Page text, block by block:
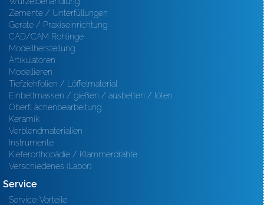
Zemente / Unterfüllungen
Geräte / Praxiseinrichtung
CAD/CAM Rohlinge
Modellherstellung
Artikulatoren
Modellieren
Tiefziehfolien / Löffelmaterial
Einbettmassen / gießen / ausbetten / löten
Oberfl ächenbearbeitung
Keramik
Verblendmaterialien
Instrumente
Kieferorthopädie / Klammerdrähte
Verschiedenes (Labor)
Service
Service-Vorteile